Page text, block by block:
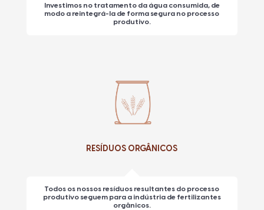
Investimos no tratamento da água consumida, de
modo a reintegrá-la de forma segura no processo
produtivo.
RESÍDUOS ORGÂNICOS
Todos os nossos resíduos resultantes do processo
produtivo seguem para a indústria de fertilizantes
orgânicos.